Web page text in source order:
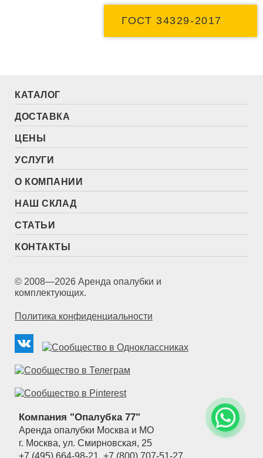
ГОСТ 34329-2017
КАТАЛОГ
ДОСТАВКА
ЦЕНЫ
УСЛУГИ
О КОМПАНИИ
НАШ СКЛАД
СТАТЬИ
КОНТАКТЫ
© 2008—2026 Аренда опалубки и
комплектующих.
Политика конфиденциальности
Компания "Опалубка 77"
Аренда опалубки Москва и МО
г. Москва, ул. Смирновская, 25
+7 (495) 664-98-21
+7 (800) 707-51-27